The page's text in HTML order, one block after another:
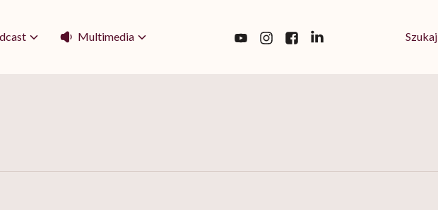
Multimedia Szukaj